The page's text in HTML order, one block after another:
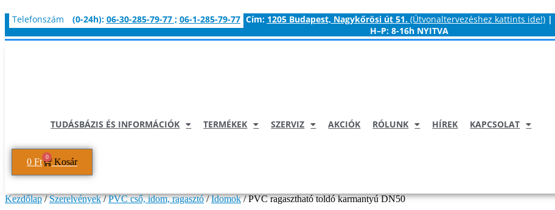
tartalomhoz
Telefonszám (0-24h): 06-30-285-79-77; 06-1-285-79-77 Cím: 1205 Budapest, Nagykőrösi út 51.(Útvonaltervezéshez kattints ide!) |
H–P: 8-16h NYITVA
TUDÁSBÁZIS ÉS INFORMÁCIÓK TERMÉKEK SZERVIZ AKCIÓK RÓLUNK HÍREK KAPCSOLAT
0Ft 0 Kosár
Kezdőlap/Szerelvények/PVC cső, idom, ragasztó/Idomok/ PVC ragasztható toldó karmantyú DN50